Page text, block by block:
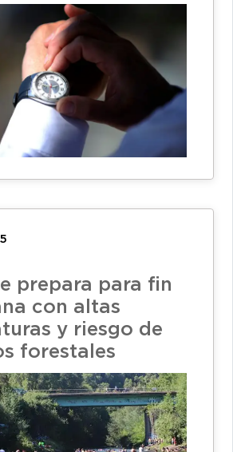
prepara para fin
con altas
y riesgo de
forestales